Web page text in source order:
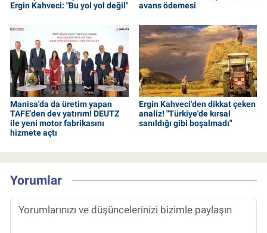
Ergin Kahveci: "Bu yol yol değil"
avans ödemesi
Manisa'da da üretim yapan
TAFE'den dev yatırım! DEUTZ
ile yeni motor fabrikasını
hizmete açtı
Ergin Kahveci'den dikkat çeken
analiz! "Türkiye'de kırsal
sanıldığı gibi boşalmadı"
Yorumlar